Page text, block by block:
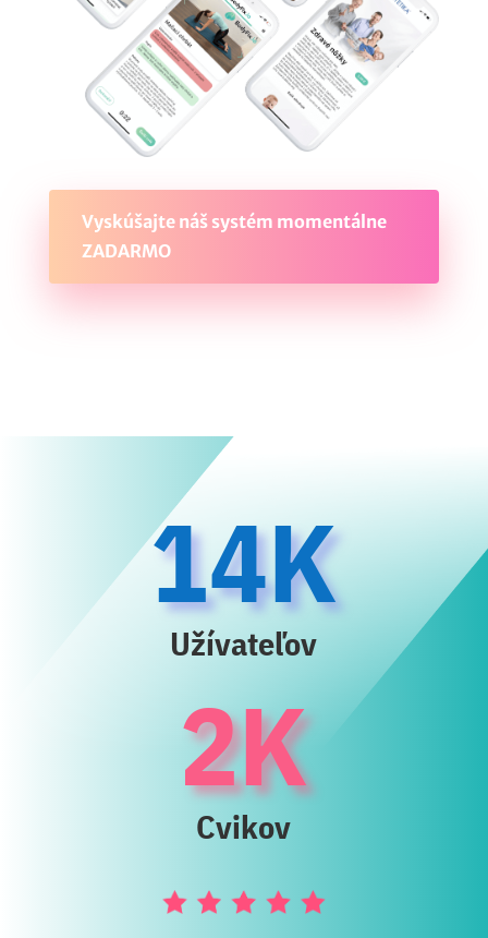
Vyskúšajte náš systém momentálne
ZADARMO
14K
Užívateľov
2K
Cvikov